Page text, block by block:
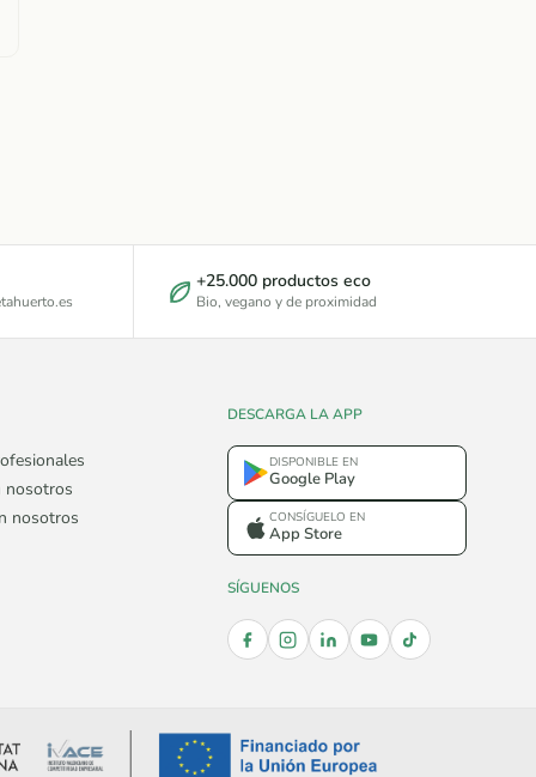
+25.000 productos eco
Bio, vegano y de proximidad
nosotros
nosotros
DESCARGA LA APP
DISPONIBLE EN
Google Play
CONSÍGUELO EN
App Store
SÍGUENOS